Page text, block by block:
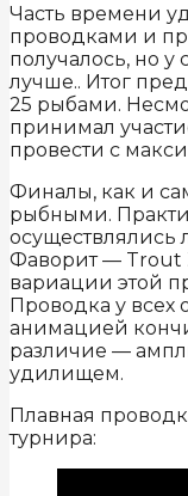
Часть времени
проводками и
получалось, но у
лучше.. Итог
25 рыбами.
принимал
провести с
Финалы, как и
рыбными.
осуществлялись
Фаворит — Trout
вариации этой
Проводка у всех
анимацией
различие —
удилищем.
Плавная
турнира: